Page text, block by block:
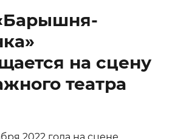
на сцену
театра